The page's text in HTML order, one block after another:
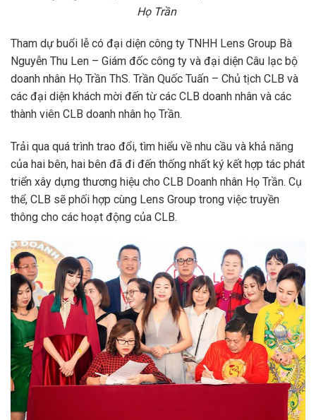
Họ Trần
Tham dự buổi lễ có đại diện công ty TNHH Lens Group Bà
Nguyễn Thu Len – Giám đốc công ty và đại diện Câu lạc bộ
doanh nhân Họ Trần ThS. Trần Quốc Tuấn – Chủ tịch CLB và
các đại diện khách mời đến từ các CLB doanh nhân và các
thành viên CLB doanh nhân họ Trần.
Trải qua quá trình trao đổi, tìm hiểu về nhu cầu và khả năng
của hai bên, hai bên đã đi đến thống nhất ký kết hợp tác phát
triển xây dựng thương hiệu cho CLB Doanh nhân Họ Trần. Cụ
thể, CLB sẽ phối hợp cùng Lens Group trong việc truyền
thông cho các hoạt động của CLB.